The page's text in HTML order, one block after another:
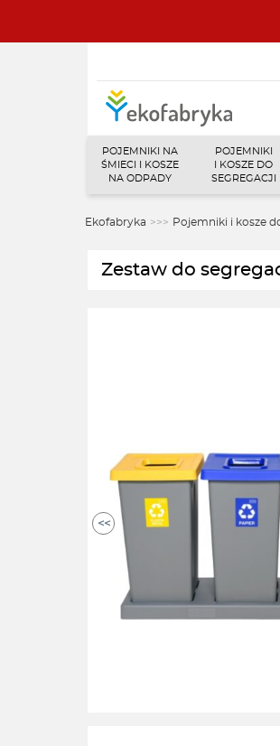
POJEMNIKI NA
ŚMIECI I KOSZE
NA ODPADY
POJEMNIKI
I KOSZE DO
SEGREGACJI
Ekofabryka >>> Pojemniki i kosze
Zestaw do
<<